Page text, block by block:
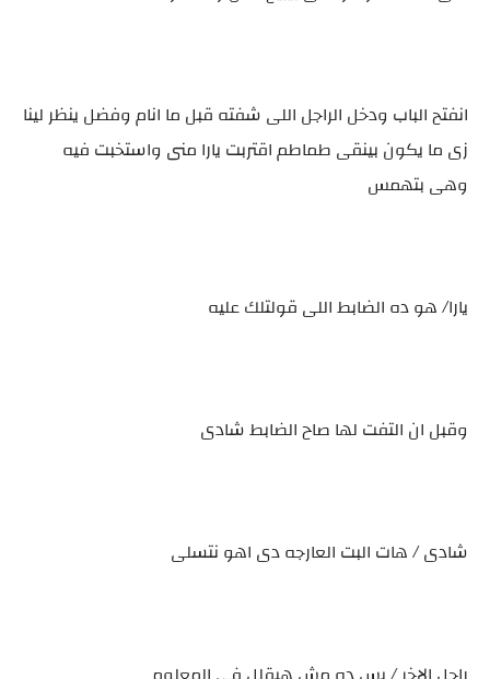
انفتح الباب ودخل الراجل اللى شفته قبل ما انام وفضل ينظر لينا
زى ما يكون بينقى طماطم اقتربت يارا منى واستخبت فيه
وهى بتهمس
يارا/ هو ده الضابط اللى قولتلك عليه
وقبل ان التفت لها صاح الضابط شادى
شادى / هات البت العارجه دى اهو نتسلى